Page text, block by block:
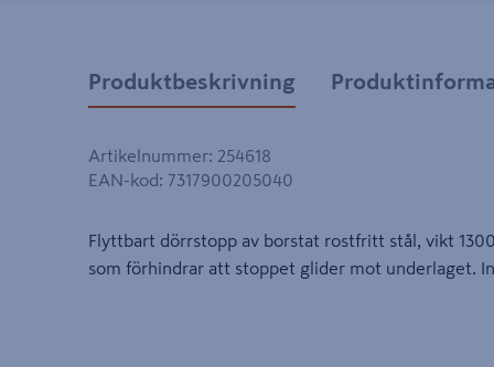
Produktbeskrivning
Artikelnummer: 254618
EAN-kod: 7317900205040
Flyttbart dörrstopp av borstat rostfritt stål, vikt
som förhindrar att stoppet glider mot underlaget.